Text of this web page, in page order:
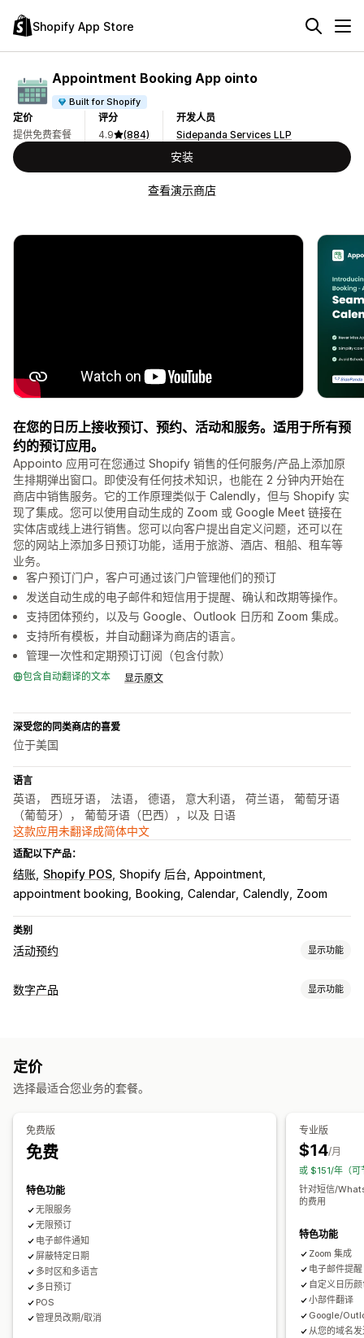
Shopify App Store
Appointment Booking App ointo
Built for Shopify
定价
提供免费套餐
评分
4.9
(884)
开发人员
Sidepanda Services LLP
安装
查看演示商店
在您的日历上接收预订、预约、活动和服务。适用于所有预
约的预订应用。
Appointo 应用可在您通过 Shopify 销售的任何服务/产品上添加原
生排期弹出窗口。即使没有任何技术知识，也能在 2 分钟内开始在
商店中销售服务。它的工作原理类似于 Calendly，但与 Shopify 实
现了集成。您可以使用自动生成的 Zoom 或 Google Meet 链接在
实体店或线上进行销售。您可以向客户提出自定义问题，还可以在
您的网站上添加多日预订功能，适用于旅游、酒店、租船、租车等
业务。
客户预订门户，客户可通过该门户管理他们的预订
发送自动生成的电子邮件和短信用于提醒、确认和改期等操作。
支持团体预约，以及与 Google、Outlook 日历和 Zoom 集成。
支持所有模板，并自动翻译为商店的语言。
管理一次性和定期预订订阅（包含付款）
包含自动翻译的文本 显示原文
深受您的同类商店的喜爱
位于美国
语言
英语， 西班牙语， 法语， 德语， 意大利语， 荷兰语， 葡萄牙语
（葡萄牙）， 葡萄牙语（巴西），以及 日语
这款应用未翻译成简体中文
适配以下产品：
结账 Shopify POS Shopify 后台 Appointment
appointment booking
Booking Calendar Calendly Zoom
类别
活动预约 显示功能
活动类型
日历
票务 活动签到 数据同步
自定义
预约页面
品牌营销
数字产品 显示功能
文件安全性
水印
定价
选择最适合您业务的套餐。
免费版
免费
特色功能
无限服务
无限预订
电子邮件通知
屏蔽特定日期
多时区和多语言
多日预订
POS
管理员改期/取消
专业版
$14/月
或 $151/年（可
针对短信/
的费用
特色功能
Zoom 集成
电子邮件提醒
自定义日历
小部件翻译
Google/
从您的域名